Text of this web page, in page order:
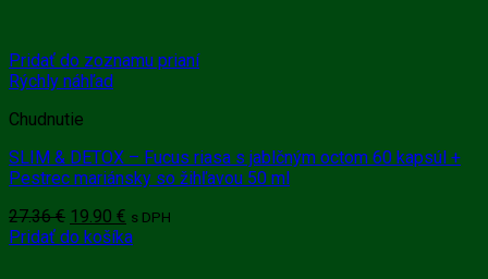
Pridať do zoznamu prianí
Rýchly náhľad
Chudnutie
SLIM & DETOX – Fucus riasa s jablčným octom 60 kapsúl +
Pestrec mariánsky so žihľavou 50 ml
27.36€ Pôvodná
cena
19.90 € Aktuálna
cena
s DPH
Pridať do košíka